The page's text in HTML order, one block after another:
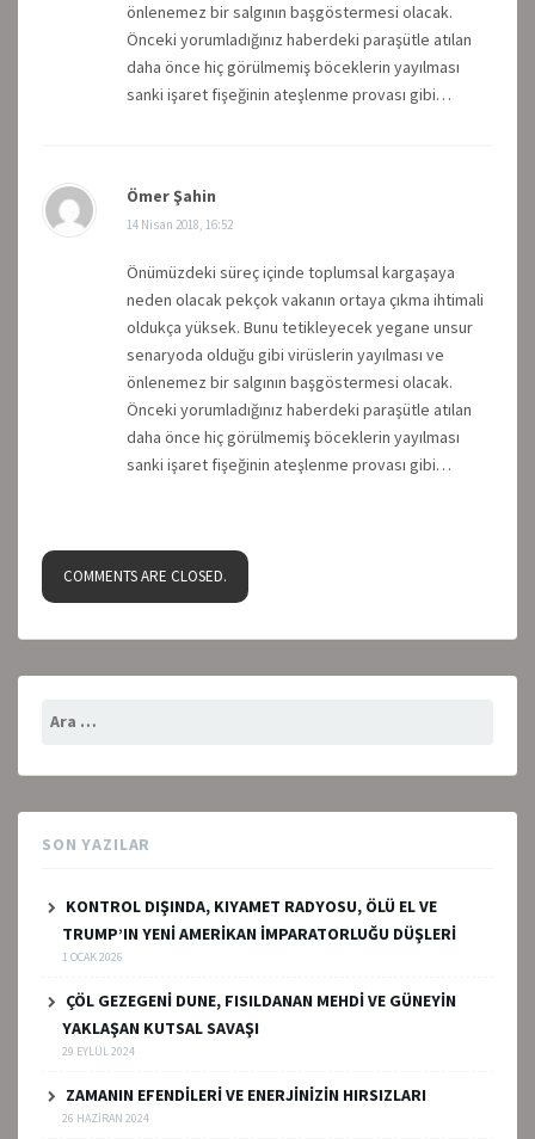
önlenemez bir salgının başgöstermesi olacak.
Önceki yorumladığınız haberdeki paraşütle atılan
daha önce hiç görülmemiş böceklerin yayılması
sanki işaret fişeğinin ateşlenme provası gibi…
Ömer Şahin
14 Nisan 2018, 16:52
Önümüzdeki süreç içinde toplumsal kargaşaya
neden olacak pekçok vakanın ortaya çıkma ihtimali
oldukça yüksek. Bunu tetikleyecek yegane unsur
senaryoda olduğu gibi virüslerin yayılması ve
önlenemez bir salgının başgöstermesi olacak.
Önceki yorumladığınız haberdeki paraşütle atılan
daha önce hiç görülmemiş böceklerin yayılması
sanki işaret fişeğinin ateşlenme provası gibi…
COMMENTS ARE CLOSED.
Arama:
SON YAZILAR
KONTROL DIŞINDA, KIYAMET RADYOSU, ÖLÜ EL VE
TRUMP’IN YENİ AMERİKAN İMPARATORLUĞU DÜŞLERİ
1 OCAK 2026
ÇÖL GEZEGENİ DUNE, FISILDANAN MEHDİ VE GÜNEYİN
YAKLAŞAN KUTSAL SAVAŞI
29 EYLÜL 2024
ZAMANIN EFENDİLERİ VE ENERJİNİZİN HIRSIZLARI
26 HAZIRAN 2024